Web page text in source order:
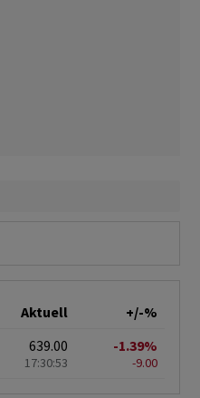
Aktuell
+/-%
639.00
17:30:53
-1.39%
-9.00